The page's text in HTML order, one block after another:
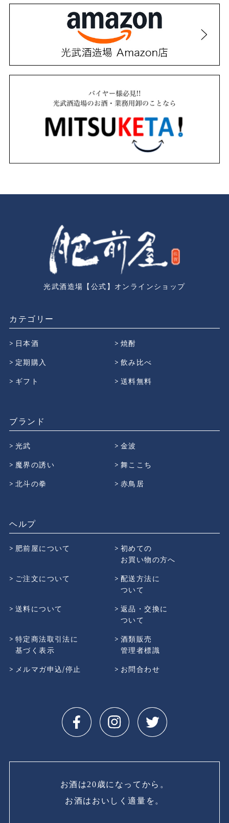
光武酒造場【公式】オンラインショップ
カテゴリー
日本酒
焼酎
定期購入
飲み比べ
ギフト
送料無料
ブランド
光武
金波
魔界の誘い
舞ここち
北斗の拳
赤鳥居
ヘルプ
肥前屋について
初めての
お買い物の方へ
ご注文について
配送方法に
ついて
送料について
返品・交換に
ついて
特定商法取引法に
基づく表示
酒類販売
管理者標識
メルマガ申込/停止
お問合わせ
お酒は20歳になってから。
お酒はおいしく適量を。